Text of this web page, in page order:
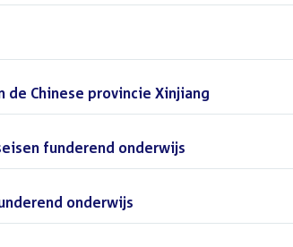
Chinese provincie Xinjiang
funderend onderwijs
onderwijs